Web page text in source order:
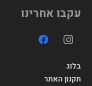
עקבו אחרינו
בלוג
תקנון האתר